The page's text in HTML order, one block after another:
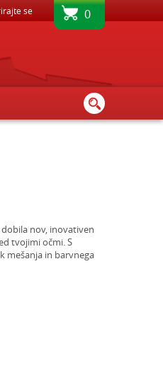
NAD 80€ 0
se
dobila nov, inovativen
tvojimi očmi. S
mešanja in barvnega